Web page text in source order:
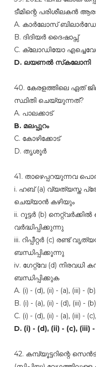
ടീമിന്റെ പരിശീലകന്‍
A. കാര്‍ലോസ്‌
B. ദിദിയര്‍ ദൈഷാപ്സ്‌
C. ക്ലോഡിയോ
D. ലയണല്‍ സ്‌കലോനി
40. കേരളത്തിലെ ഏത്‌
സ്ഥിതി ചെയ്യുന്നത്‌?
A. പാലക്കാട്‌
B. മലപ്പുറം
C. കോഴിക്കോട്‌
D. തൃശൂര്‍
41. താഴെപ്പറയുന്നവ
i. ഹബ്‌ (a) വ്യത്യസ്ത
ചെയ്യാന്‍ കഴിയും
ii. റൂട്ടര്‍ (b)
വര്‍ദ്ധിപ്പിക്കുന്നു
iii. റിപ്പീറ്റര്‍ (c) രണ്ട്‌
ബന്ധിപ്പിക്കൂന്നു
iv. ഗേറ്റ്‌വേ (d) നിരവധി
ബന്ധിപ്പിക്കുക
A. (i) - (d), (ii) - (a), (iii) -
B. (i) - (a), (ii) - (d), (iii) -
C. (i) - (d), (ii) - (a), (iii) -
D. (i) - (d), (ii) - (c), (iii)
42. കമ്പ്യൂട്ടറിന്റെ